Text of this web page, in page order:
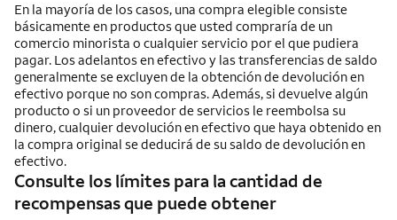
En la mayoría de los casos, una compra elegible consiste
básicamente en productos que usted compraría de un
comercio minorista o cualquier servicio por el que pudiera
pagar. Los adelantos en efectivo y las transferencias de saldo
generalmente se excluyen de la obtención de devolución en
efectivo porque no son compras. Además, si devuelve algún
producto o si un proveedor de servicios le reembolsa su
dinero, cualquier devolución en efectivo que haya obtenido en
la compra original se deducirá de su saldo de devolución en
efectivo.
Consulte los límites para la cantidad de
recompensas que puede obtener